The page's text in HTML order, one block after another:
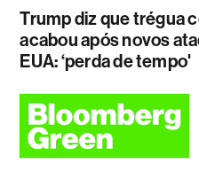
Trump diz que trégua
acabou após novos
EUA: ‘perda de tempo'